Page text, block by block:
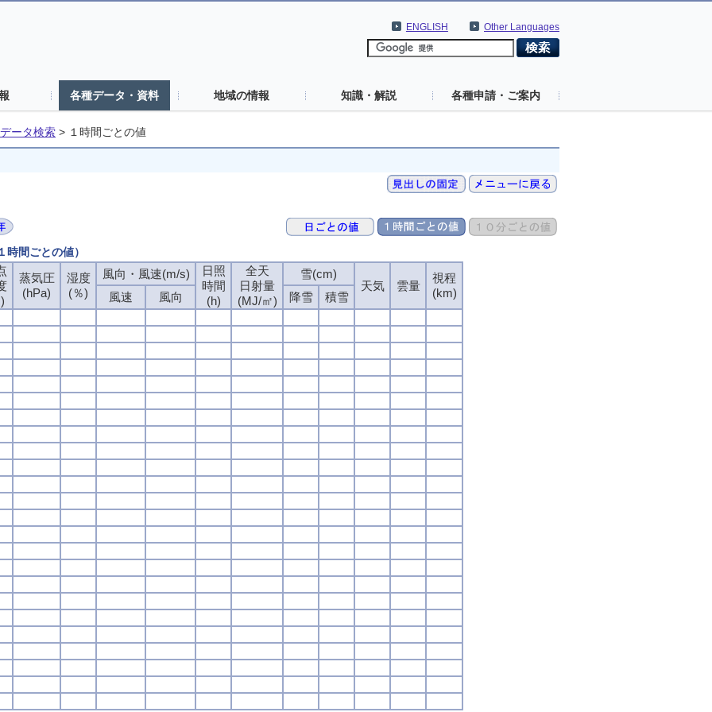
Other Languages
ENGLISH
各種データ・資料 地域の情報 知識・解説 各種申請・ご案内
ータ検索 > １時間ごとの値
間ごとの値）
蒸気圧
(hPa)
湿度
(％)
風向・風速(m/s)
日照
時間
(h)
全天
日射量
(MJ/㎡)
雪(cm)
天気
雲量
視程
(km)
風速 風向 降雪 積雪